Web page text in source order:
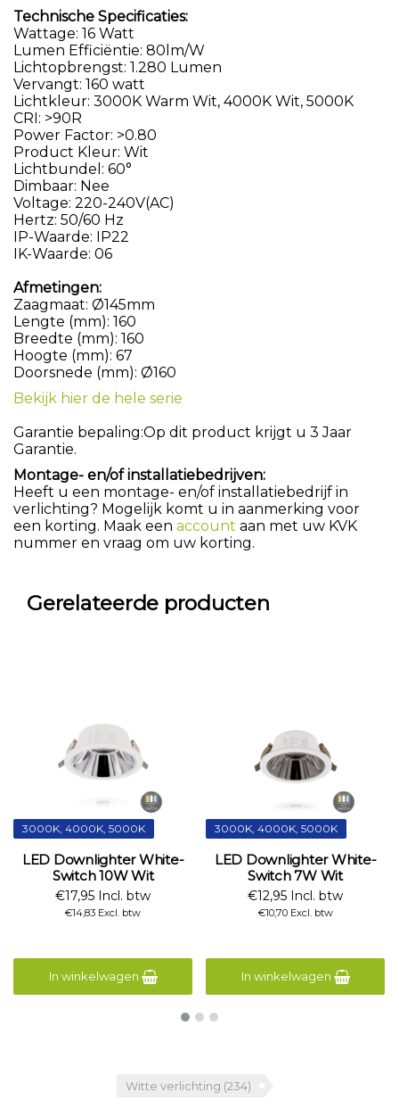
Technische Specificaties:
Wattage: 16 Watt
Lumen Efficiëntie: 80lm/W
Lichtopbrengst: 1.280 Lumen
Vervangt: 160 watt
Lichtkleur: 3000K Warm Wit, 4000K Wit, 5000K
CRI: >90R
Power Factor: >0.80
Product Kleur: Wit
Lichtbundel: 60°
Dimbaar: Nee
Voltage: 220-240V(AC)
Hertz: 50/60 Hz
IP-Waarde: IP22
IK-Waarde: 06
Afmetingen:
Zaagmaat: Ø145mm
Lengte (mm): 160
Breedte (mm): 160
Hoogte (mm): 67
Doorsnede (mm): Ø160
Bekijk hier de hele serie
Garantie bepaling:Op dit product krijgt u 3 Jaar
Garantie.
Montage- en/of installatiebedrijven:
Heeft u een montage- en/of installatiebedrijf in
verlichting? Mogelijk komt u in aanmerking voor
een korting. Maak een account aan met uw KVK
nummer en vraag om uw korting.
Gerelateerde producten
3000K, 4000K, 5000K
LED Downlighter White-
Switch 10W Wit
€17,95 Incl. btw
€14,83 Excl. btw
In winkelwagen
3000K, 4000K, 5000K
LED Downlighter White-
Switch 7W Wit
€12,95 Incl. btw
€10,70 Excl. btw
In winkelwagen
Witte verlichting (234)